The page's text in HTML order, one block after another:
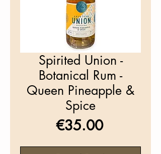
Spirited Union -
Botanical Rum -
Queen Pineapple &
Spice
€35.00Price